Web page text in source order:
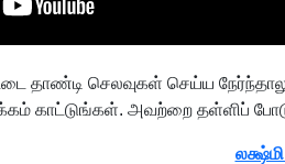
தாண்டி செலவுகள் செய்ய
காட்டுங்கள். அவற்றை தள்ளிப்